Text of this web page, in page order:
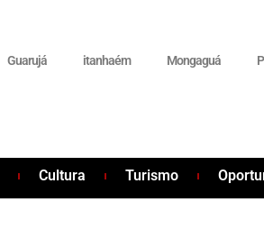
Guarujá itanhaém Mongaguá
Cultura Turismo